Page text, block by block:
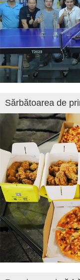
Sărbătoarea de